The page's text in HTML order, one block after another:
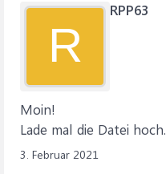
R
RPP63
Moin!
Lade mal die Datei hoch.
3. Februar 2021